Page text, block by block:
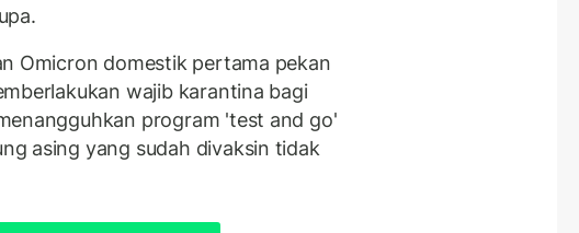
Omicron domestik pertama pekan
wajib karantina bagi
program 'test and go'
asing yang sudah divaksin tidak